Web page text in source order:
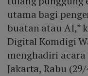
utama bagi
buatan atau AI,”
Digital Komdigi
menghadiri
Jakarta, Rabu